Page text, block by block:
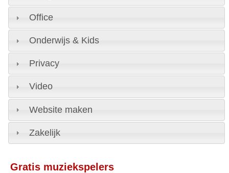
Office
Onderwijs & Kids
Privacy
Video
Website maken
Zakelijk
Gratis muziekspelers